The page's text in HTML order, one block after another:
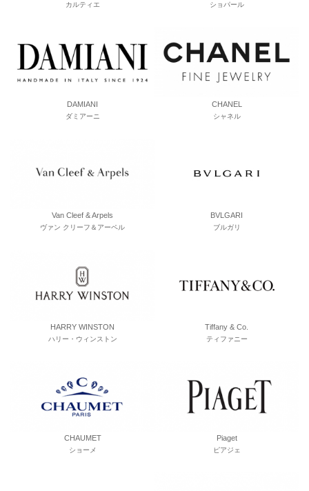
カルティエ ショパール
DAMIANI
ダミアーニ
CHANEL
シャネル
Van Cleef & Arpels
ヴァン クリーフ＆アーペル
BVLGARI
ブルガリ
HARRY WINSTON
ハリー・ウィンストン
Tiffany & Co.
ティファニー
CHAUMET
ショーメ
Piaget
ピアジェ